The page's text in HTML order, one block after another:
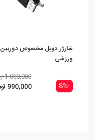
شارژر دوبل مخصوص دوربین
ورزشی
-8%
1,080,000 تومان
990,000 تومان